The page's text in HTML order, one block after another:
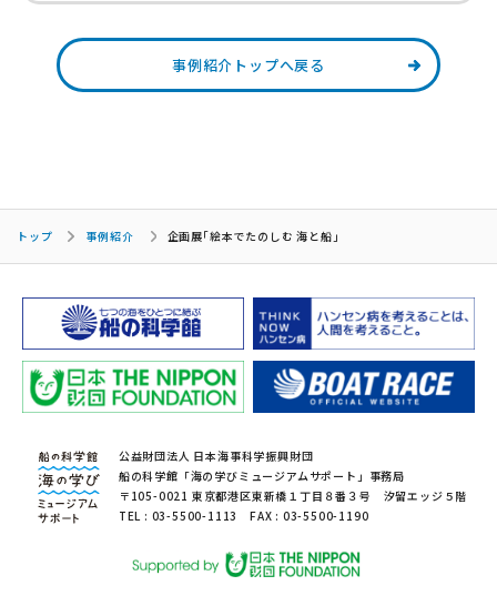
事例紹介トップへ戻る
トップ 事例紹介 企画展｢絵本でたのしむ 海と船｣
公益財団法人 日本海事科学振興財団
船の科学館「海の学びミュージアムサポート」事務局
〒105-0021 東京都港区東新橋１丁目８番３号 汐留エッジ５階
TEL : 03-5500-1113 FAX : 03-5500-1190